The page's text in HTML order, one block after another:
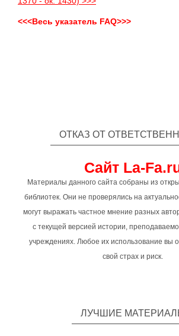
<<<Весь указатель FAQ>>>
ОТКАЗ ОТ
Сайт La-
Материалы данного сайта собраны из
библиотек. Они не проверялись на
могут выражать частное мнение разных
с текущей версией истории,
учреждениях. Любое их использование вы
свой страх и риск.
ЛУЧШИЕ